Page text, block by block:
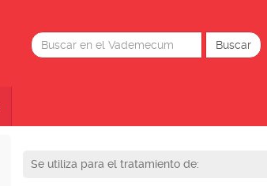
Se utiliza para el tratamiento de: